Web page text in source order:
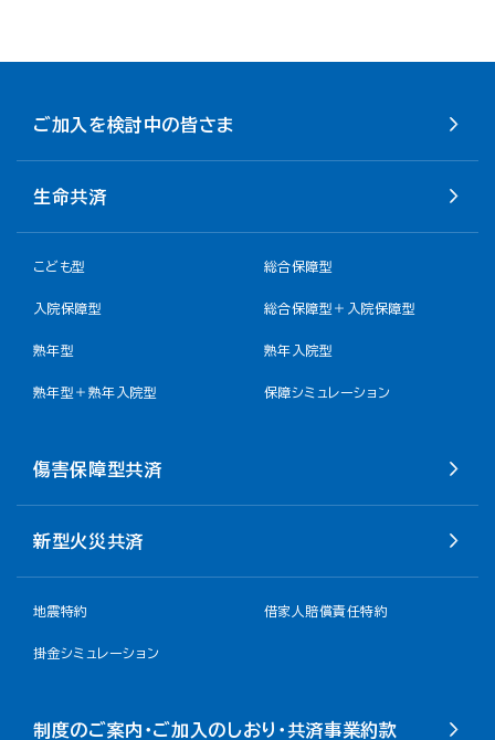
ご加入を検討中の皆さま
生命共済
こども型 総合保障型
入院保障型 総合保障型＋入院保障型
熟年型 熟年入院型
熟年型＋熟年入院型 保障シミュレーション
傷害保障型共済
新型火災共済
地震特約 借家人賠償責任特約
掛金シミュレーション
制度のご案内・ご加入のしおり・共済事業約款